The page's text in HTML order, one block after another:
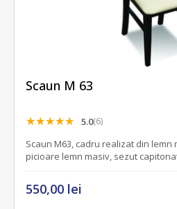
Scaun M 63
5.0(6)
Scaun M63, cadru realizat din lemn
picioare lemn masiv, sezut
550,00 lei